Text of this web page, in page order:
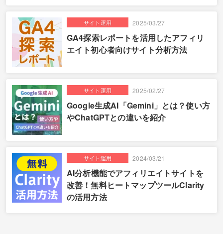
サイト運用 2025/03/27
GA4探索レポートを活用したアフィリ
エイト初心者向けサイト分析方法
サイト運用 2025/02/27
Google生成AI「Gemini」とは？使い方
やChatGPTとの違いを紹介
サイト運用 2024/03/21
AI分析機能でアフィリエイトサイトを
改善！無料ヒートマップツールClarity
の活用方法